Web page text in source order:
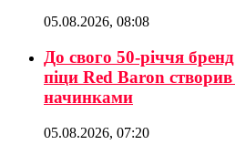
05.08.2026, 08:08
До свого 50-річчя
піци Red Baron створив
начинками
05.08.2026, 07:20